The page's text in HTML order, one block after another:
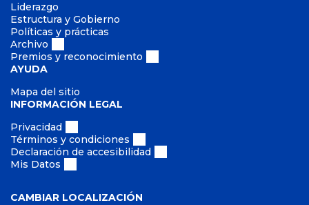
Liderazgo
Estructura y Gobierno
Políticas y prácticas
Archivo
Premios y reconocimiento
AYUDA
Mapa del sitio
INFORMACIÓN LEGAL
Privacidad
Términos y condiciones
Declaración de accesibilidad
Mis Datos
CAMBIAR LOCALIZACIÓN